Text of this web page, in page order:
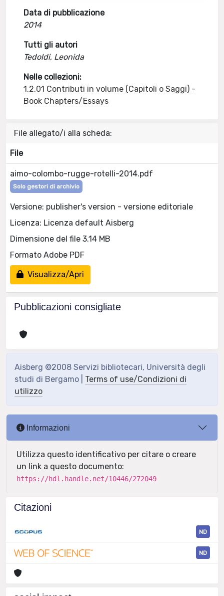
Data di pubblicazione
2014
Tutti gli autori
Tedoldi, Leonida
Nelle collezioni:
1.2.01 Contributi in volume (Capitoli o Saggi) -
Book Chapters/Essays
File allegato/i alla scheda:
File
aimo-colombo-rugge-rotelli-2014.pdf
Solo gestori di archivio
Versione: publisher's version - versione editoriale
Licenza: Licenza default Aisberg
Dimensione del file 3.14 MB
Formato Adobe PDF
Visualizza/Apri
Pubblicazioni consigliate
Aisberg ©2008 Servizi bibliotecari, Università degli
studi di Bergamo | Terms of use/Condizioni di
utilizzo
Informazioni
Utilizza questo identificativo per citare o creare
un link a questo documento:
https://hdl.handle.net/10446/272049
Citazioni
ND
ND